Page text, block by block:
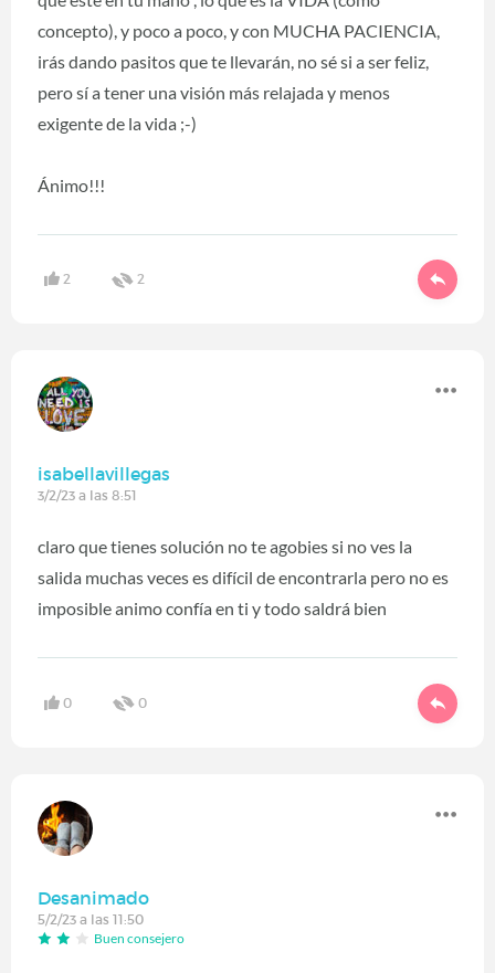
concepto), y poco a poco, y con MUCHA PACIENCIA,
irás dando pasitos que te llevarán, no sé si a ser feliz,
pero sí a tener una visión más relajada y menos
exigente de la vida ;-)
Ánimo!!!
2 2
isabellavillegas
3/2/23 a las 8:51
claro que tienes solución no te agobies si no ves la
salida muchas veces es difícil de encontrarla pero no es
imposible animo confía en ti y todo saldrá bien
0 0
Desanimado
5/2/23 a las 11:50
Buen consejero